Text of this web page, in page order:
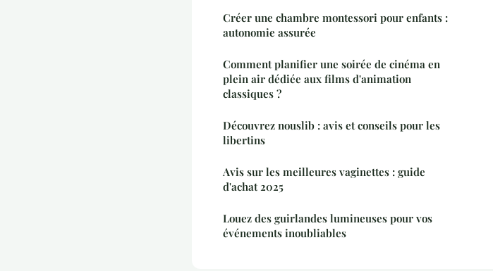
Créer une chambre montessori pour enfants :
autonomie assurée
Comment planifier une soirée de cinéma en
plein air dédiée aux films d'animation
classiques ?
Découvrez nouslib : avis et conseils pour les
libertins
Avis sur les meilleures vaginettes : guide
d'achat 2025
Louez des guirlandes lumineuses pour vos
événements inoubliables